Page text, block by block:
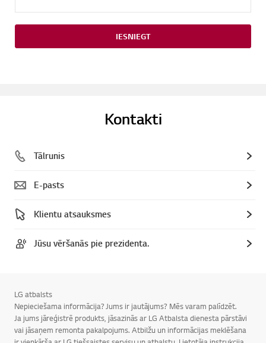
IESNIEGT
Kontakti
Tālrunis
E-pasts
Klientu atsauksmes
Jūsu vēršanās pie prezidenta.
LG atbalsts
Nepieciešama informācija? Jums ir jautājums? Mēs varam palīdzēt.
Ja jums jāreģistrē produkts, jāsazinās ar LG Atbalsta dienesta pārstāvi
vai jāsaņem remonta pakalpojums. Atbilžu un informācijas meklēšana